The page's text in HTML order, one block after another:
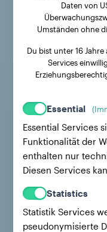
Daten von
Umständen ohne
Du bist unter 16
Services
Essential
Essential Services
Funktionalität der
enthalten nur
Diesen Services
Statistics
Statistik Services
pseudonymisierte